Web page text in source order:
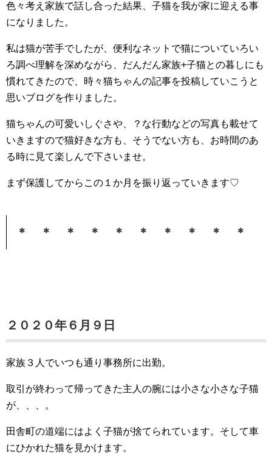
色々考え家族で話し合った結果、子猫を我が家に迎える事
になりました。
私は猫が苦手でしたが、便利なネットで猫についていろい
ろ調べ理解を深めながら、だんだん家族+子猫との暮しにも
慣れてきたので、時々猫ちゃんの記事を投稿していこうと
思いブログを作りました。
猫ちゃんの可愛いしぐさや、？な行動などの写真も載せて
いきますので猫好きな方も、そうでない方も、お時間のあ
る時に見て楽しんで下さいませ。
まず保護してからこの１か月を振り返っていきます♡
＊ ＊ ＊ ＊ ＊ ＊ ＊ ＊ ＊ ＊
２０２０年６月９日
家族３人でいつも通り事務所に出勤。
取引が終わって帰ってきた主人の腕には小さな小さな子猫
が、、、。
田舎町の道端にはよく子猫が捨てられています。そして車
にひかれた猫を見かけます。